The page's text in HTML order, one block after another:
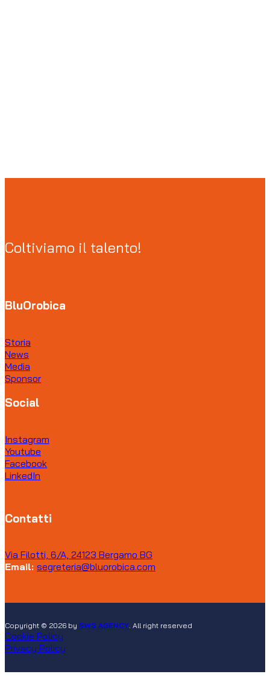
Coltiviamo il talento!
BluOrobica
Storia
News
Media
Sponsor
Social
Instagram
Youtube
Facebook
LinkedIn
Contatti
Via Filotti, 6/A, 24123 Bergamo BG
Email: segreteria@bluorobica.com
Copyright © 2026 by SWS AGENCY. All right reserved
Cookie Policy
Privacy Policy